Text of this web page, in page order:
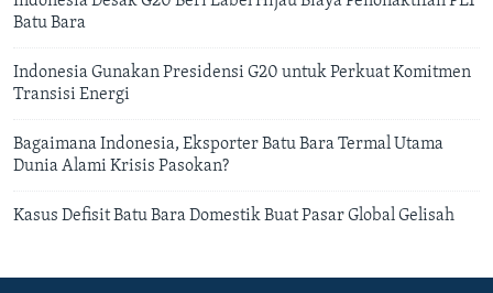
Batu Bara
Indonesia Gunakan Presidensi G20 untuk Perkuat Komitmen
Transisi Energi
Bagaimana Indonesia, Eksporter Batu Bara Termal Utama
Dunia Alami Krisis Pasokan?
Kasus Defisit Batu Bara Domestik Buat Pasar Global Gelisah